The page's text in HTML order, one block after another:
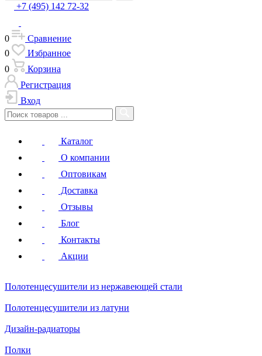
+7 (495) 142 72-32
0
Сравнение
0
Избранное
0
Корзина
Регистрация
Вход
Каталог
О компании
Оптовикам
Доставка
Отзывы
Блог
Контакты
Акции
Полотенцесушители из нержавеющей стали
Полотенцесушители из латуни
Дизайн-радиаторы
Полки